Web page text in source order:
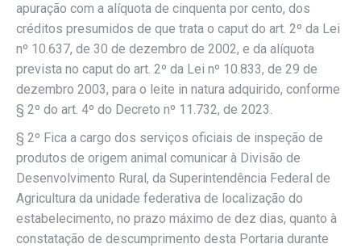
apuração com a alíquota de cinquenta por cento, dos
créditos presumidos de que trata o caput do art. 2º da Lei
nº 10.637, de 30 de dezembro de 2002, e da alíquota
prevista no caput do art. 2º da Lei nº 10.833, de 29 de
dezembro 2003, para o leite in natura adquirido, conforme
§ 2º do art. 4º do Decreto nº 11.732, de 2023.
§ 2º Fica a cargo dos serviços oficiais de inspeção de
produtos de origem animal comunicar à Divisão de
Desenvolvimento Rural, da Superintendência Federal de
Agricultura da unidade federativa de localização do
estabelecimento, no prazo máximo de dez dias, quanto à
constatação de descumprimento desta Portaria durante